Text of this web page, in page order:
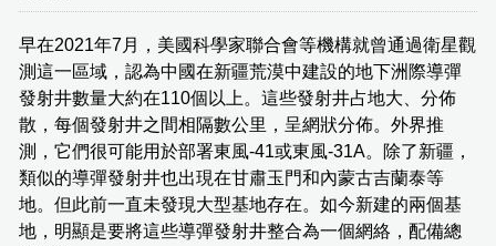
早在2021年7月，美國科學家聯合會等機構就曾通過衛星觀
測這一區域，認為中國在新疆荒漠中建設的地下洲際導彈
發射井數量大約在110個以上。這些發射井占地大、分佈
散，每個發射井之間相隔數公里，呈網狀分佈。外界推
測，它們很可能用於部署東風-41或東風-31A。除了新疆，
類似的導彈發射井也出現在甘肅玉門和內蒙古吉蘭泰等
地。但此前一直未發現大型基地存在。如今新建的兩個基
地，明顯是要將這些導彈發射井整合為一個網絡，配備總